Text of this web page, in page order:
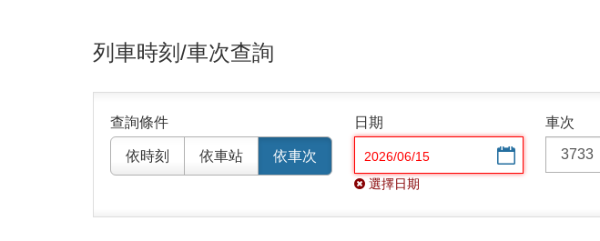
列車時刻/車次查詢
查詢條件
依時刻 依車站 依車次
日期
選擇日期
選擇日期
車次